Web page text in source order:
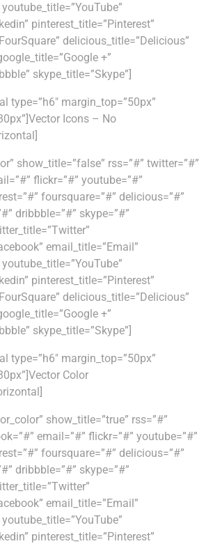
pinterest_title=”Pinterest”
delicious_title=”Delicious”
+”
skype_title=”Skype”]
type=”h6″ margin_top=”50px”
Icons – No
show_title=”false” rss=”#” twitter=”#”
flickr=”#” youtube=”#”
foursquare=”#” delicious=”#”
dribbble=”#” skype=”#”
email_title=”Email”
pinterest_title=”Pinterest”
delicious_title=”Delicious”
+”
skype_title=”Skype”]
type=”h6″ margin_top=”50px”
Color
show_title=”true” rss=”#”
email=”#” flickr=”#” youtube=”#”
foursquare=”#” delicious=”#”
dribbble=”#” skype=”#”
email_title=”Email”
pinterest_title=”Pinterest”